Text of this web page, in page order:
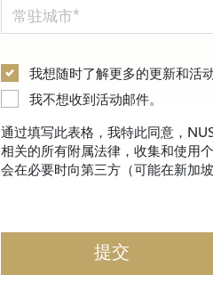
我想随时了解更多的更新和活动
我不想收到活动邮件。
通过填写此表格，我特此同意，
相关的所有附属法律，收集和使用
会在必要时向第三方（可能在新加
提交